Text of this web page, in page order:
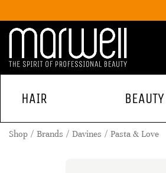
HAIR BEAUTY
Shop Brands Davines Pasta & Love